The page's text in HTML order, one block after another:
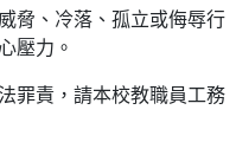
脅、冷落、孤立或侮辱行
壓力。
罪責，請本校教職員工務